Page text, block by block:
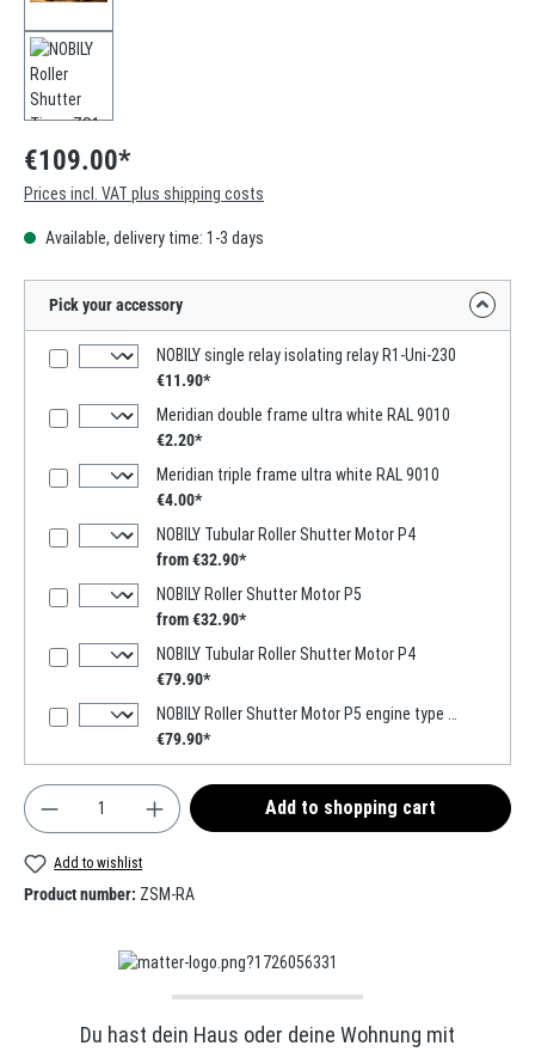
€109.00*
Prices incl. VAT plus shipping costs
Available, delivery time: 1-3 days
Pick your accessory
NOBILY single relay isolating relay R1-Uni-230
€11.90*
Meridian double frame ultra white RAL 9010
€2.20*
Meridian triple frame ultra white RAL 9010
€4.00*
NOBILY Tubular Roller Shutter Motor P4
from €32.90*
NOBILY Roller Shutter Motor P5
from €32.90*
NOBILY Tubular Roller Shutter Motor P4
€79.90*
€79.90*
Product Quantity: Enter the desired amount or
Add to shopping cart
Add to wishlist
Product number: ZSM-RA
Du hast dein Haus oder deine Wohnung mit